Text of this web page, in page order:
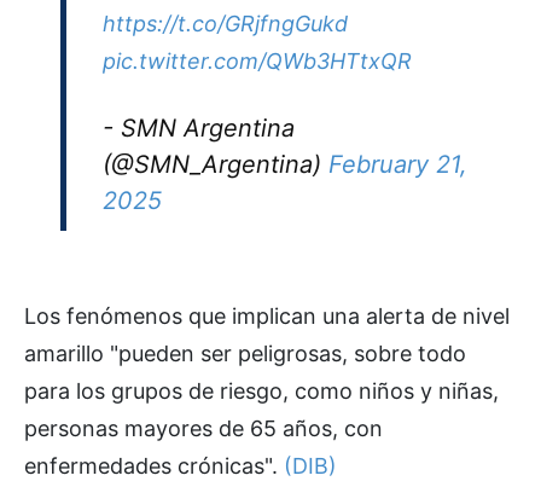
https://t.co/GRjfngGukd
pic.twitter.com/QWb3HTtxQR
- SMN Argentina
(@SMN_Argentina) February 21,
2025
Los fenómenos que implican una alerta de nivel
amarillo "pueden ser peligrosas, sobre todo
para los grupos de riesgo, como niños y niñas,
personas mayores de 65 años, con
enfermedades crónicas". (DIB)